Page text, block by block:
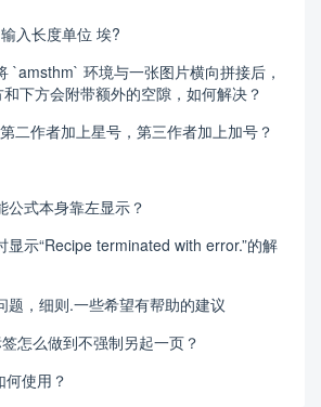
入长度单位 埃?
`amsthm` 环境与一张图片横向拼接后，
下方会附带额外的空隙，如何解决？
二作者加上星号，第三作者加上加号？
公式本身靠左显示？
显示“Recipe terminated with error.”的解
题，细则.一些希望有帮助的建议
怎么做到不强制另起一页？
使用？